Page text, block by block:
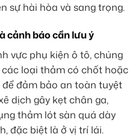
sự hài hòa và sang trọng.
cảnh báo cần lưu ý
vực phụ kiện ô tô, chúng
loại thảm có chốt hoặc
đảm bảo an toàn tuyệt
dịch gây kẹt chân ga,
thảm lót sàn quá dày
đặc biệt là ở vị trí lái.